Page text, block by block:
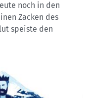
noch in den
Zacken des
speiste den